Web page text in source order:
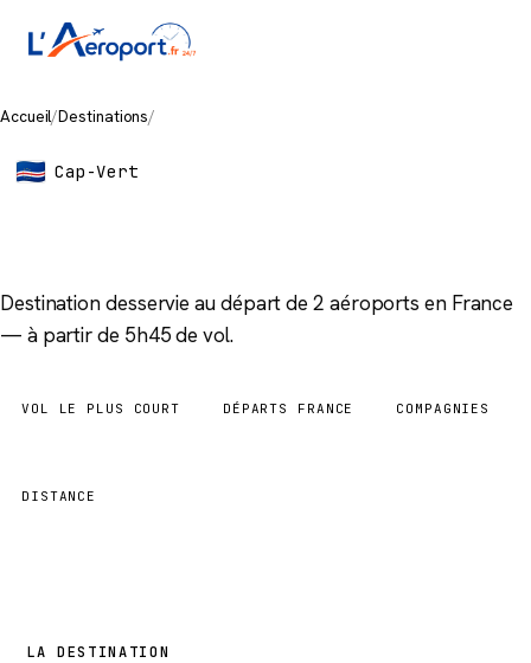
Accueil/Destinations/
Cap-Vert
Destination desservie au départ de 2 aéroports en France
— à partir de 5h45 de vol.
VOL LE PLUS COURT DÉPARTS FRANCE COMPAGNIES
DISTANCE
LA DESTINATION